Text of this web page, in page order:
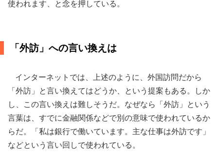
使われます、と念を押している。
「外訪」への言い換えは
インターネットでは、上述のように、外国訪問だから
「外訪」と言い換えてはどうか、という提案もある。しか
し、この言い換えは難しそうだ。なぜなら「外訪」という
言葉は、すでに金融関係などで別の意味で使われているか
らだ。「私は銀行で働いています。主な仕事は外訪です」
などという言い回しで使われている。